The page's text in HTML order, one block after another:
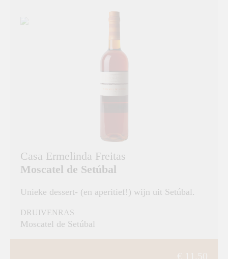
Casa Ermelinda Freitas
Moscatel de Setúbal
Unieke dessert- (en aperitief!) wijn uit Setúbal.
DRUIVENRAS
Moscatel de Setúbal